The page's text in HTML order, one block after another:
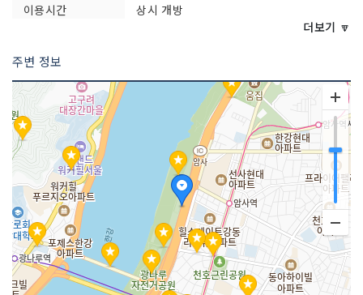
이용시간
상시 개방
더보기 🔽
주변 정보